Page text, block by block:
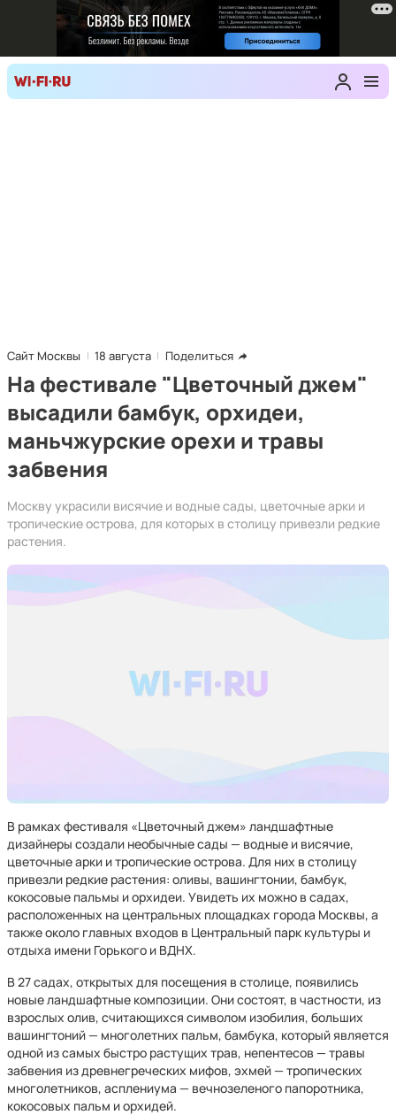
Сайт Москвы 18 августа Поделиться
На фестивале "Цветочный джем"
высадили бамбук, орхидеи,
маньчжурские орехи и травы
забвения
Москву украсили висячие и водные сады, цветочные арки и
тропические острова, для которых в столицу привезли редкие
растения.
В рамках фестиваля «Цветочный джем» ландшафтные
дизайнеры создали необычные сады — водные и висячие,
цветочные арки и тропические острова. Для них в столицу
привезли редкие растения: оливы, вашингтонии, бамбук,
кокосовые пальмы и орхидеи. Увидеть их можно в садах,
расположенных на центральных площадках города Москвы, а
также около главных входов в Центральный парк культуры и
отдыха имени Горького и ВДНХ.
В 27 садах, открытых для посещения в столице, появились
новые ландшафтные композиции. Они состоят, в частности, из
взрослых олив, считающихся символом изобилия, больших
вашингтоний — многолетних пальм, бамбука, который является
одной из самых быстро растущих трав, непентесов — травы
забвения из древнегреческих мифов, эхмей — тропических
многолетников, асплениума — вечнозеленого папоротника,
кокосовых пальм и орхидей.